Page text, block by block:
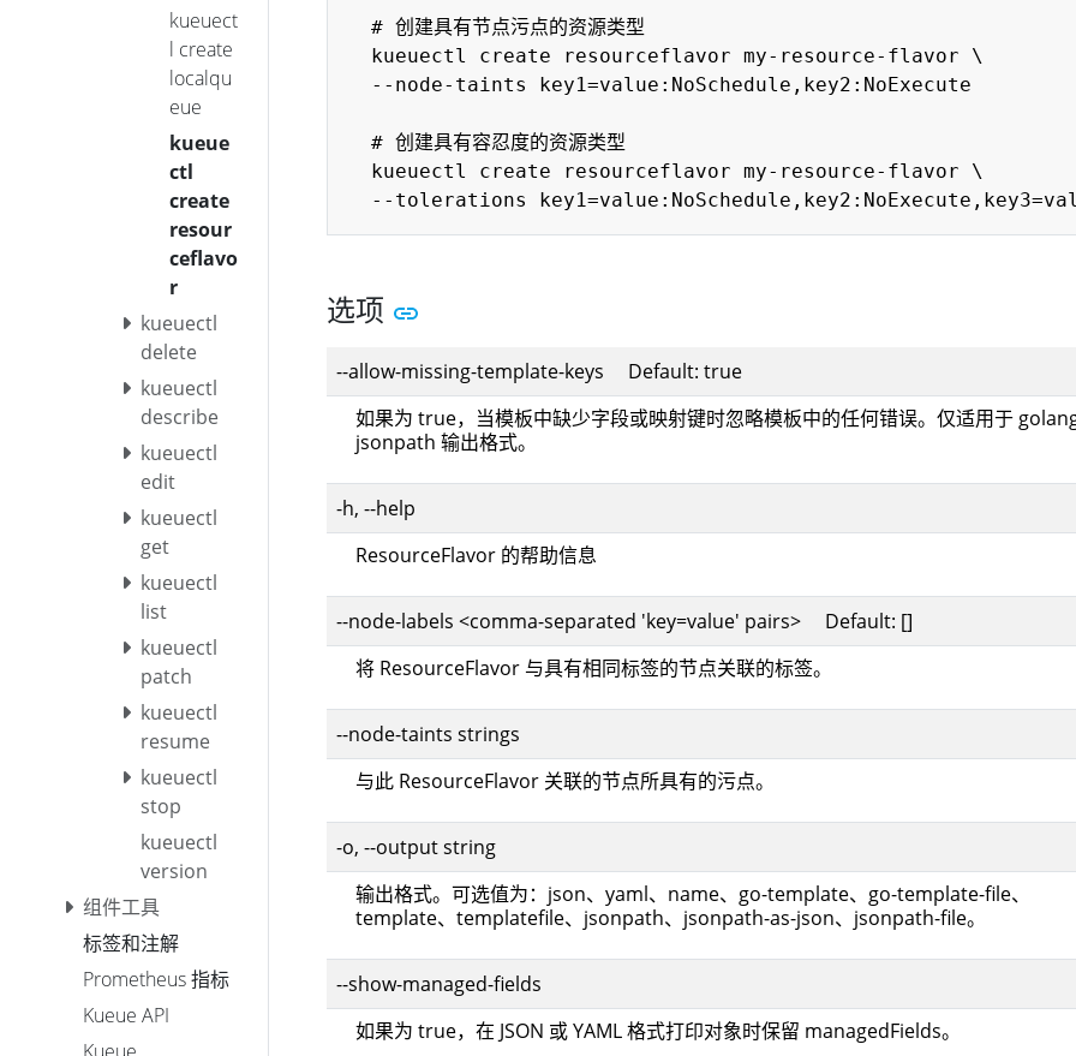
kueuect
l create
localqu
eue
kueue
ctl
create
resour
ceflavo
r
kueuectl
delete
kueuectl
describe
kueuectl
edit
kueuectl
get
kueuectl
list
kueuectl
patch
kueuectl
resume
kueuectl
stop
kueuectl
version
组件工具
标签和注解
Prometheus 指标
Kueue API
  # 创建具有节点污点的资源类型
  kueuectl create resourceflavor my-resource-flavor \
  --node-taints key1=value:NoSchedule,key2:NoExecute
  # 创建具有容忍度的资源类型
  kueuectl create resourceflavor my-resource-flavor \
选项
--allow-missing-template-keys Default: true
如果为 true，当模板中缺少字段或映射键时忽略模板中的任何错误。仅适用于
jsonpath 输出格式。
-h, --help
ResourceFlavor 的帮助信息
--node-labels <comma-separated 'key=value' pairs> Default: []
将 ResourceFlavor 与具有相同标签的节点关联的标签。
--node-taints strings
与此 ResourceFlavor 关联的节点所具有的污点。
-o, --output string
输出格式。可选值为：json、yaml、name、go-template、go-template-file、
template、templatefile、jsonpath、jsonpath-as-json、jsonpath-file。
--show-managed-fields
如果为 true，在 JSON 或 YAML 格式打印对象时保留 managedFields。